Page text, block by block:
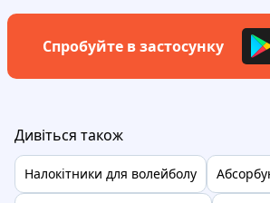
Спробуйте в застосунку
Дивіться також
Налокітники для волейболу